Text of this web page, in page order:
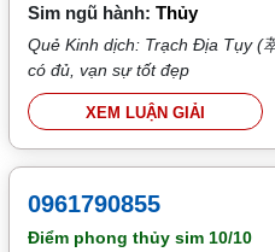
Sim ngũ hành:Thủy
Quẻ Kinh dịch: Trạch Địa Tụy (
có đủ, vạn sự tốt đẹp
XEM LUẬN GIẢI
0961790855
Điểm phong thủy sim 10/10